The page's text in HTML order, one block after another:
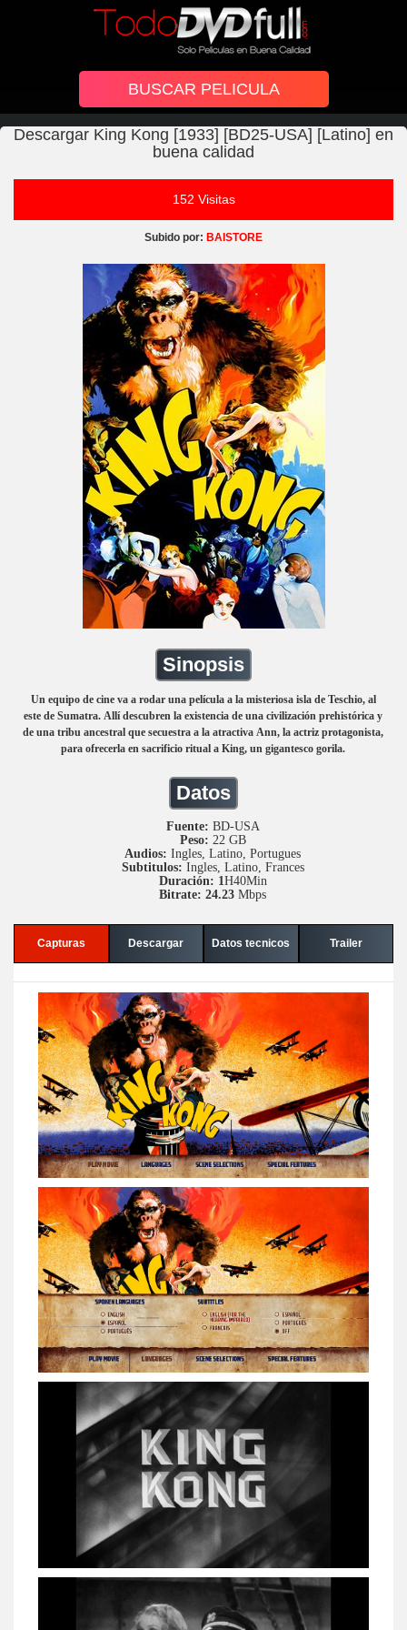
Descargar King Kong [1933] [BD25-USA] [Latino] en
buena calidad
152 Visitas
Subido por: BAISTORE
Sinopsis
Un equipo de cine va a rodar una película a la misteriosa isla de Teschio, al
este de Sumatra. Allí descubren la existencia de una civilización prehistórica y
de una tribu ancestral que secuestra a la atractiva Ann, la actriz protagonista,
para ofrecerla en sacrificio ritual a King, un gigantesco gorila.
Datos
Fuente: BD-USA
Peso: 22 GB
Audios: Ingles, Latino, Portugues
Subtitulos: Ingles, Latino, Frances
Duración: 1H40Min
Bitrate: 24.23 Mbps
Capturas Descargar Datos tecnicos Trailer